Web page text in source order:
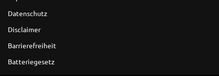
Datenschutz
Disclaimer
Barrierefreiheit
Batteriegesetz